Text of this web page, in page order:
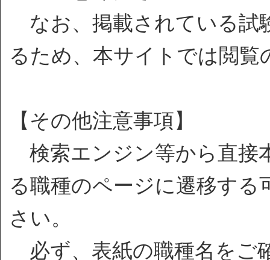
なお、掲載されている試
るため、本サイトでは閲
【その他注意事項】
検索エンジン等から直接
る職種のページに遷移す
さい。
必ず、表紙の職種名をご